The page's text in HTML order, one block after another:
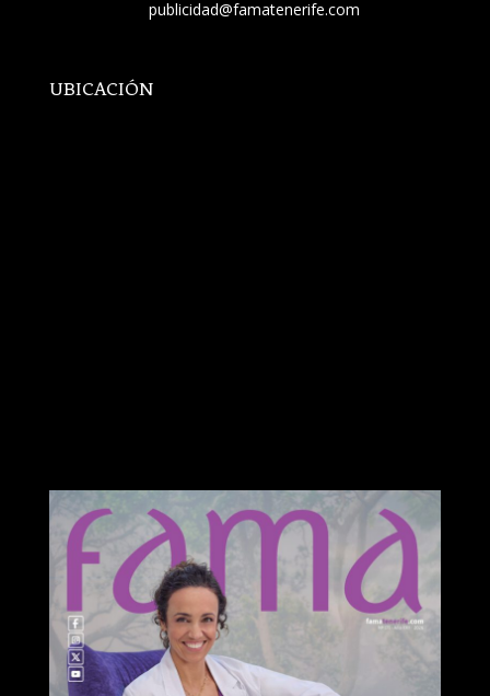
publicidad@famatenerife.com
UBICACIÓN